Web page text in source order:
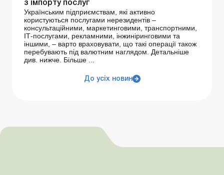
з імпорту послуг
Українським підприємствам, які активно
користуються послугами нерезидентів –
консультаційними, маркетинговими, транспортними,
ІТ-послугами, рекламними, інжиніринговими та
іншими, – варто враховувати, що такі операції також
перебувають під валютним наглядом. Детальніше
див. нижче. Більше ...
До усіх новин